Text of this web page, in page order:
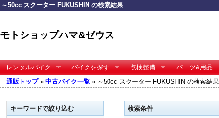
～50cc スクーター FUKUSHIN の検索結果
モトショップハマ&ゼウス
レンタルバイク バイクを探す 点検整備
パーツ&用品
通販トップ» 中古バイク一覧 » ～50cc スクーター FUKUSHIN の検索結果
検索条件
キーワードで絞り込む